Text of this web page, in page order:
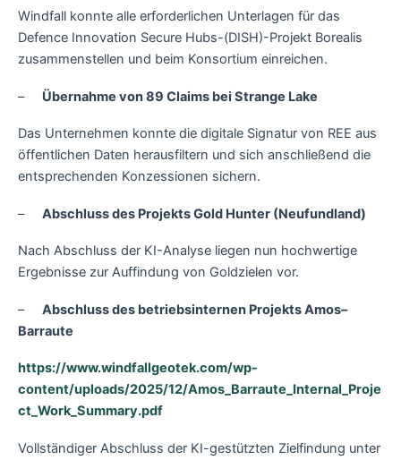
Windfall konnte alle erforderlichen Unterlagen für das
Defence Innovation Secure Hubs-(DISH)-Projekt Borealis
zusammenstellen und beim Konsortium einreichen.
– Übernahme von 89 Claims bei Strange Lake
Das Unternehmen konnte die digitale Signatur von REE aus
öffentlichen Daten herausfiltern und sich anschließend die
entsprechenden Konzessionen sichern.
– Abschluss des Projekts Gold Hunter (Neufundland)
Nach Abschluss der KI-Analyse liegen nun hochwertige
Ergebnisse zur Auffindung von Goldzielen vor.
– Abschluss des betriebsinternen Projekts Amos–
Barraute
https://www.windfallgeotek.com/wp-
content/uploads/2025/12/Amos_Barraute_Internal_Proje
ct_Work_Summary.pdf
Vollständiger Abschluss der KI-gestützten Zielfindung unter